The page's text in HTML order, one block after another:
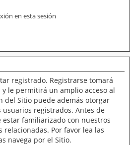
en esta sesión
registrado. Registrarse tomará
y le permitirá un amplio acceso al
del Sitio puede además otorgar
registrados. Antes de
estar familiarizado con nuestros
Por favor lea las
navega por el Sitio.